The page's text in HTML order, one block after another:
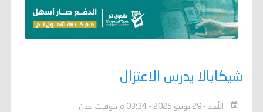
شيكابالا يدرس الاعتزال‎
الأحد - 29 يونيو 2025 - 03:34 م بتوقيت عدن